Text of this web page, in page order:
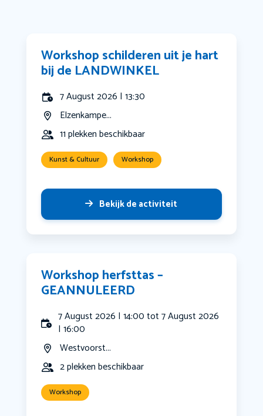
Workshop schilderen uit je hart
bij de LANDWINKEL
7 August 2026 | 13:30
Elzenkampe...
11 plekken beschikbaar
Kunst & Cultuur Workshop
Bekijk de activiteit
Workshop herfsttas –
GEANNULEERD
7 August 2026 | 14:00 tot 7 August 2026
| 16:00
Westvoorst...
2 plekken beschikbaar
Workshop